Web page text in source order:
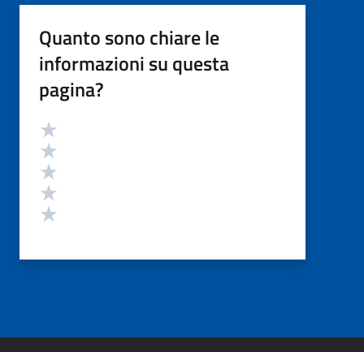
Quanto sono chiare le
informazioni su questa
pagina?
Valutazione